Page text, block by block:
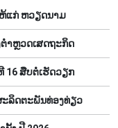
ແກ່ ຫວຽດນາມ
ຳຫຼວດເສດຖະກິດ
16 ສືບຕໍ່ເຮັດວຽກ
ລິດຕະພັນທ່ອງທ່ຽວ